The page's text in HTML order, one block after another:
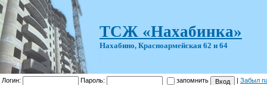
ТСЖ «Нахабинка»
Нахабино, Красноармейская 62 и 64
Логин: Пароль: запомнить Забыл